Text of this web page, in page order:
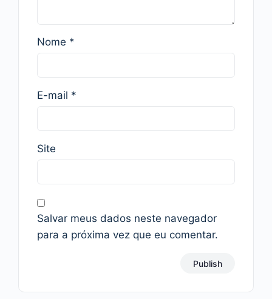
Nome *
E-mail *
Site
Salvar meus dados neste navegador
para a próxima vez que eu comentar.